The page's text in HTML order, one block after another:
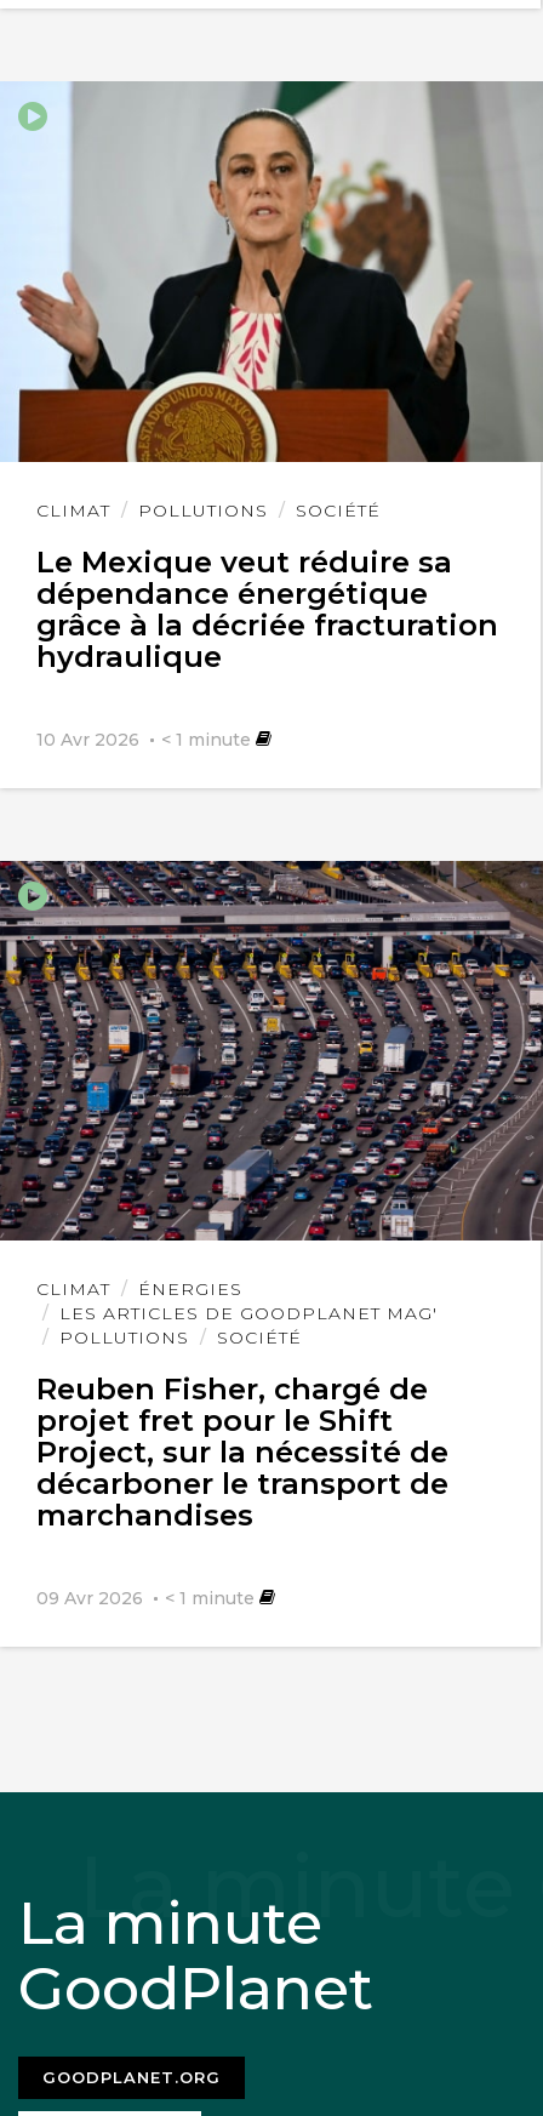
CLIMAT POLLUTIONS SOCIÉTÉ
Le Mexique veut réduire sa
dépendance énergétique
grâce à la décriée fracturation
hydraulique
10 Avr 2026 < 1 minute
Lire
CLIMAT
ÉNERGIES
LES ARTICLES DE GOODPLANET MAG'
POLLUTIONS
SOCIÉTÉ
Reuben Fisher, chargé de
projet fret pour le Shift
Project, sur la nécessité de
décarboner le transport de
marchandises
09 Avr 2026 < 1 minute
Lire
l'article
La minute
GoodPlanet
GOODPLANET.ORG